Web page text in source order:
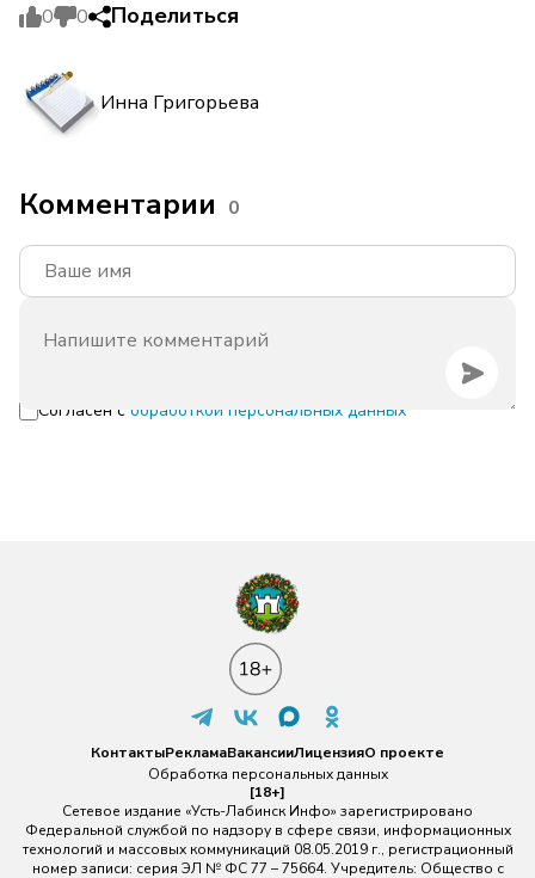
0 0 Поделиться
Инна Григорьева
Комментарии 0
Согласен с обработкой персональных данных
КонтактыРекламаВакансииЛицензияО проекте
Обработка персональных данных
[18+]
Сетевое издание «Усть-Лабинск Инфо» зарегистрировано
Федеральной службой по надзору в сфере связи, информационных
технологий и массовых коммуникаций 08.05.2019 г., регистрационный
номер записи: серия ЭЛ № ФС 77 – 75664. Учредитель: Общество с